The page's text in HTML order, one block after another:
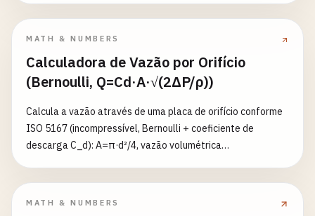
ou 1 yd³, contagem de sacos pequenos, custo opcional e
avisos de profundidade/margem. Unidades métricas e
MATH & NUMBERS
Calculadora de Vazão por Orifício
(Bernoulli, Q=Cd·A·√(2ΔP/ρ))
Calcula a vazão através de uma placa de orifício conforme
ISO 5167 (incompressível, Bernoulli + coeficiente de
descarga C_d): A=π·d²/4, vazão volumétrica
MATH & NUMBERS